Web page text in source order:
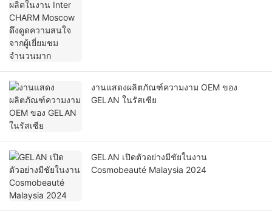
งานแสดงผลิตภัณฑ์ความงาม OEM ของ
GELAN ในรัสเซีย
GELAN เปิดตัวอย่างมีชัยในงาน
Cosmobeauté Malaysia 2024